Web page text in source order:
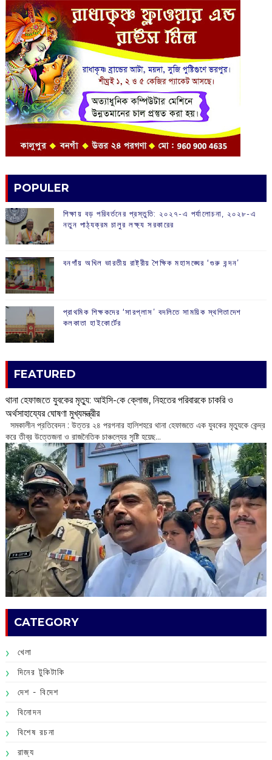
POPULER
শিক্ষায় বড় পরিবর্তনের প্রস্তুতি: ২০২৭-এ পর্যালোচনা, ২০২৮-এ
নতুন পাঠ্যক্রম চালুর লক্ষ্য সরকারের
বনগাঁয় অখিল ভারতীয় রাষ্ট্রীয় শৈক্ষিক মহাসঙ্ঘের ‘গুরু বন্দন’
প্রাথমিক শিক্ষকদের ‘সারপ্লাস’ বদলিতে সাময়িক স্থগিতাদেশ
কলকাতা হাইকোর্টের
FEATURED
থানা হেফাজতে যুবকের মৃত্যু: আইসি-কে ক্লোজ, নিহতের পরিবারকে চাকরি ও
অর্থসাহায্যের ঘোষণা মুখ্যমন্ত্রীর
সমকালীন প্রতিবেদন : উত্তর ২৪ পরগনার হালিশহরে থানা হেফাজতে এক যুবকের মৃত্যুকে কেন্দ্র
করে তীব্র উত্তেজনা ও রাজনৈতিক চাঞ্চল্যের সৃষ্টি হয়েছ...
CATEGORY
খেলা
দিনের টুকিটাকি
দেশ - বিদেশ
বিনোদন
বিশেষ রচনা
রাজ্য